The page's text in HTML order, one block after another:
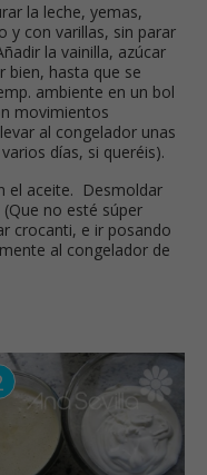
la leche, yemas,
y con varillas, sin parar
la vainilla, azúcar
bien, hasta que se
ambiente en un bol
movimientos
al congelador unas
días, si queréis).
el aceite. Desmoldar
no esté súper
crocanti, e ir posando
al congelador de